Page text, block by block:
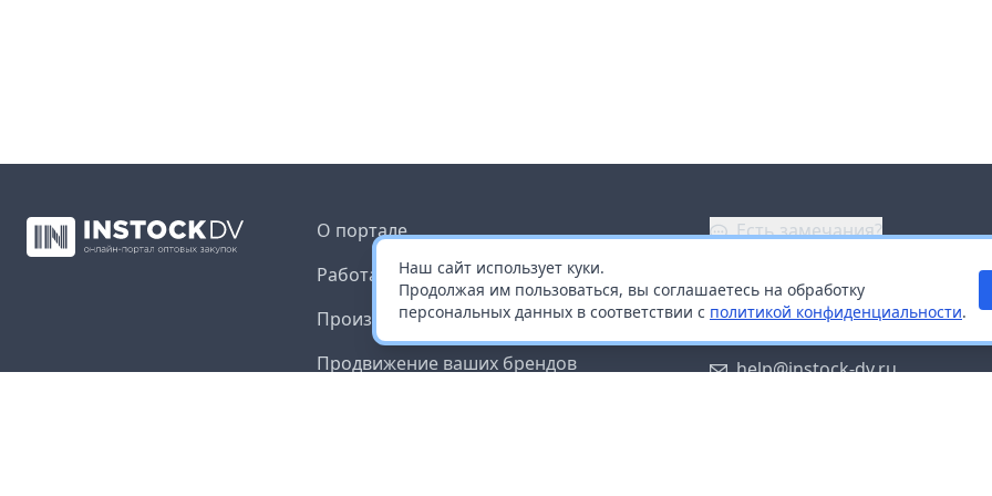
Наш сайт использует куки.
Продолжая им пользоваться, вы соглашаетесь на обработку
персональных данных в соответствии с политикой конфиденциальности.
О портале
Работа с платформой
Производителям и дистрибьюторам
Продвижение ваших брендов
Есть замечания?
Заказать звонок
help@instock-dv.ru